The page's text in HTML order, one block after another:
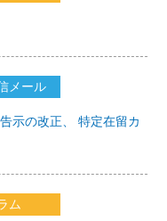
メール
示の改正、 特定在留カ
ム